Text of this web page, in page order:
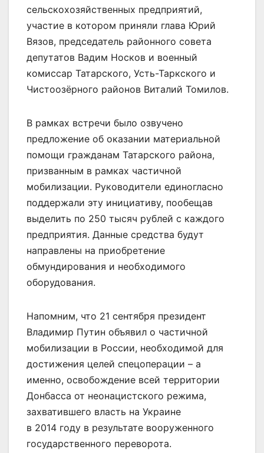
сельскохозяйственных предприятий,
участие в котором приняли глава Юрий
Вязов, председатель районного совета
депутатов Вадим Носков и военный
комиссар Татарского, Усть-Таркского и
Чистоозёрного районов Виталий Томилов.
В рамках встречи было озвучено
предложение об оказании материальной
помощи гражданам Татарского района,
призванным в рамках частичной
мобилизации. Руководители единогласно
поддержали эту инициативу, пообещав
выделить по 250 тысяч рублей с каждого
предприятия. Данные средства будут
направлены на приобретение
обмундирования и необходимого
оборудования.
Напомним, что 21 сентября президент
Владимир Путин объявил о частичной
мобилизации в России, необходимой для
достижения целей спецоперации – а
именно, освобождение всей территории
Донбасса от неонацистского режима,
захватившего власть на Украине
в 2014 году в результате вооруженного
государственного переворота.